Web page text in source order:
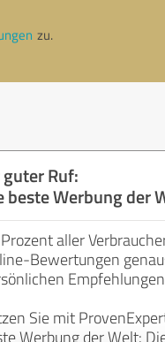
zu.
Ruf:
beste Werbung der
aller
Bewertungen
Sie mit
Werbung der Welt: